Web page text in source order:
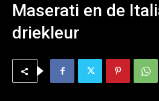
Maserati en de
driekleur